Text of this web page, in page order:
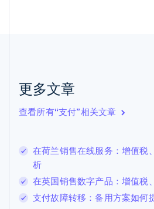
更多文章
查看所有“支付”相关文章
在荷兰销售在线服务：增值税
析
在英国销售数字产品：增值税
支付故障转移：备用方案如何
English Italiano
拉脱维亚
立陶宛
DeutschEnglish
卢森堡
罗马尼亚
English